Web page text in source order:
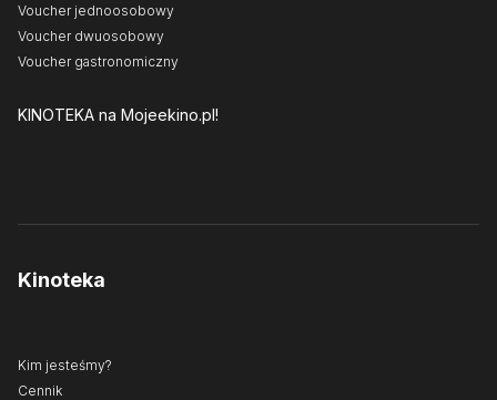
Voucher jednoosobowy
Voucher dwuosobowy
Voucher gastronomiczny
KINOTEKA na Mojeekino.pl!
Kinoteka
Kim jesteśmy?
Cennik